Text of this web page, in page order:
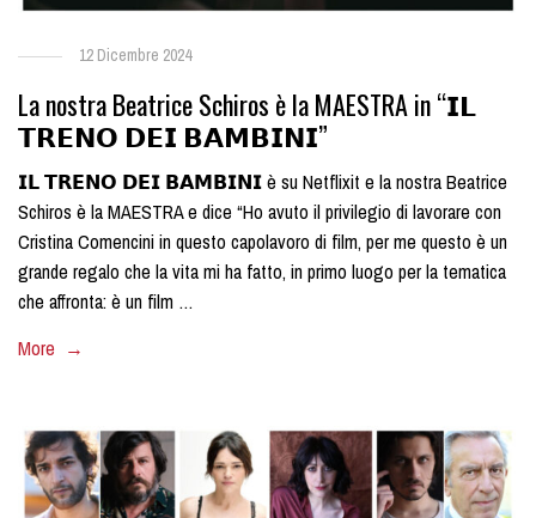
12 Dicembre 2024
La nostra Beatrice Schiros è la MAESTRA in “𝗜𝗟
𝗧𝗥𝗘𝗡𝗢 𝗗𝗘𝗜 𝗕𝗔𝗠𝗕𝗜𝗡𝗜”
𝗜𝗟 𝗧𝗥𝗘𝗡𝗢 𝗗𝗘𝗜 𝗕𝗔𝗠𝗕𝗜𝗡𝗜 è su Netflixit e la nostra Beatrice
Schiros è la MAESTRA e dice “Ho avuto il privilegio di lavorare con
Cristina Comencini in questo capolavoro di film, per me questo è un
grande regalo che la vita mi ha fatto, in primo luogo per la tematica
che affronta: è un film …
More →